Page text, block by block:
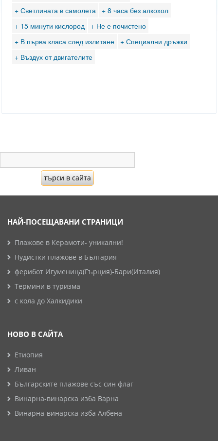
+ Светлината в самолета
+ 8 часа без алкохол
+ 15 минути кислород
+ Не е почистено
+ В първа класа след излитане
+ Специални дръжки
+ Въздух от двигателите
НАЙ-ПОСЕЩАВАНИ СТРАНИЦИ
Плажове в Керамоти- уникални!
Нудистки плажове в България
ферибот Игуменица(Гърция)-Бари(Италия)
Термини в туризма
с кола до Халкидики
НОВО В САЙТА
Етиопия
Ливан
Българските плажове със син флаг
Винарна-винарска изба Варна
Винарна-винарска изба Албена